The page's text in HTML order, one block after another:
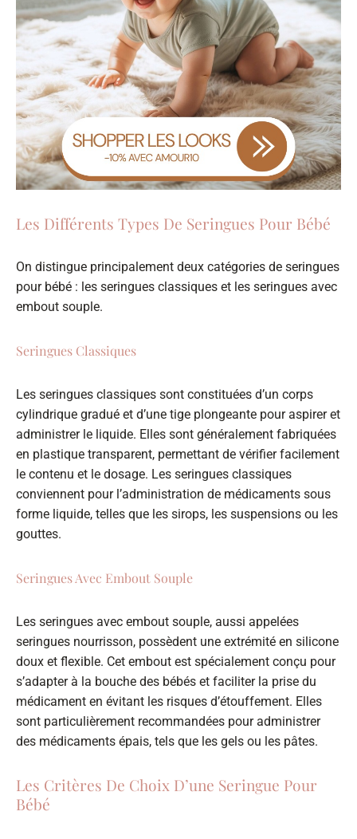
Les Différents Types De Seringues Pour Bébé
On distingue principalement deux catégories de seringues
pour bébé : les seringues classiques et les seringues avec
embout souple.
Seringues Classiques
Les seringues classiques sont constituées d’un corps
cylindrique gradué et d’une tige plongeante pour aspirer et
administrer le liquide. Elles sont généralement fabriquées
en plastique transparent, permettant de vérifier facilement
le contenu et le dosage. Les seringues classiques
conviennent pour l’administration de médicaments sous
forme liquide, telles que les sirops, les suspensions ou les
gouttes.
Seringues Avec Embout Souple
Les seringues avec embout souple, aussi appelées
seringues nourrisson, possèdent une extrémité en silicone
doux et flexible. Cet embout est spécialement conçu pour
s’adapter à la bouche des bébés et faciliter la prise du
médicament en évitant les risques d’étouffement. Elles
sont particulièrement recommandées pour administrer
des médicaments épais, tels que les gels ou les pâtes.
Les Critères De Choix D’une Seringue Pour
Bébé